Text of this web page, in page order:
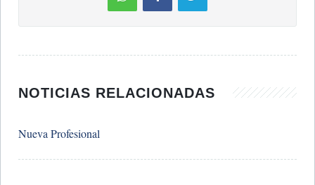
NOTICIAS RELACIONADAS
Nueva Profesional